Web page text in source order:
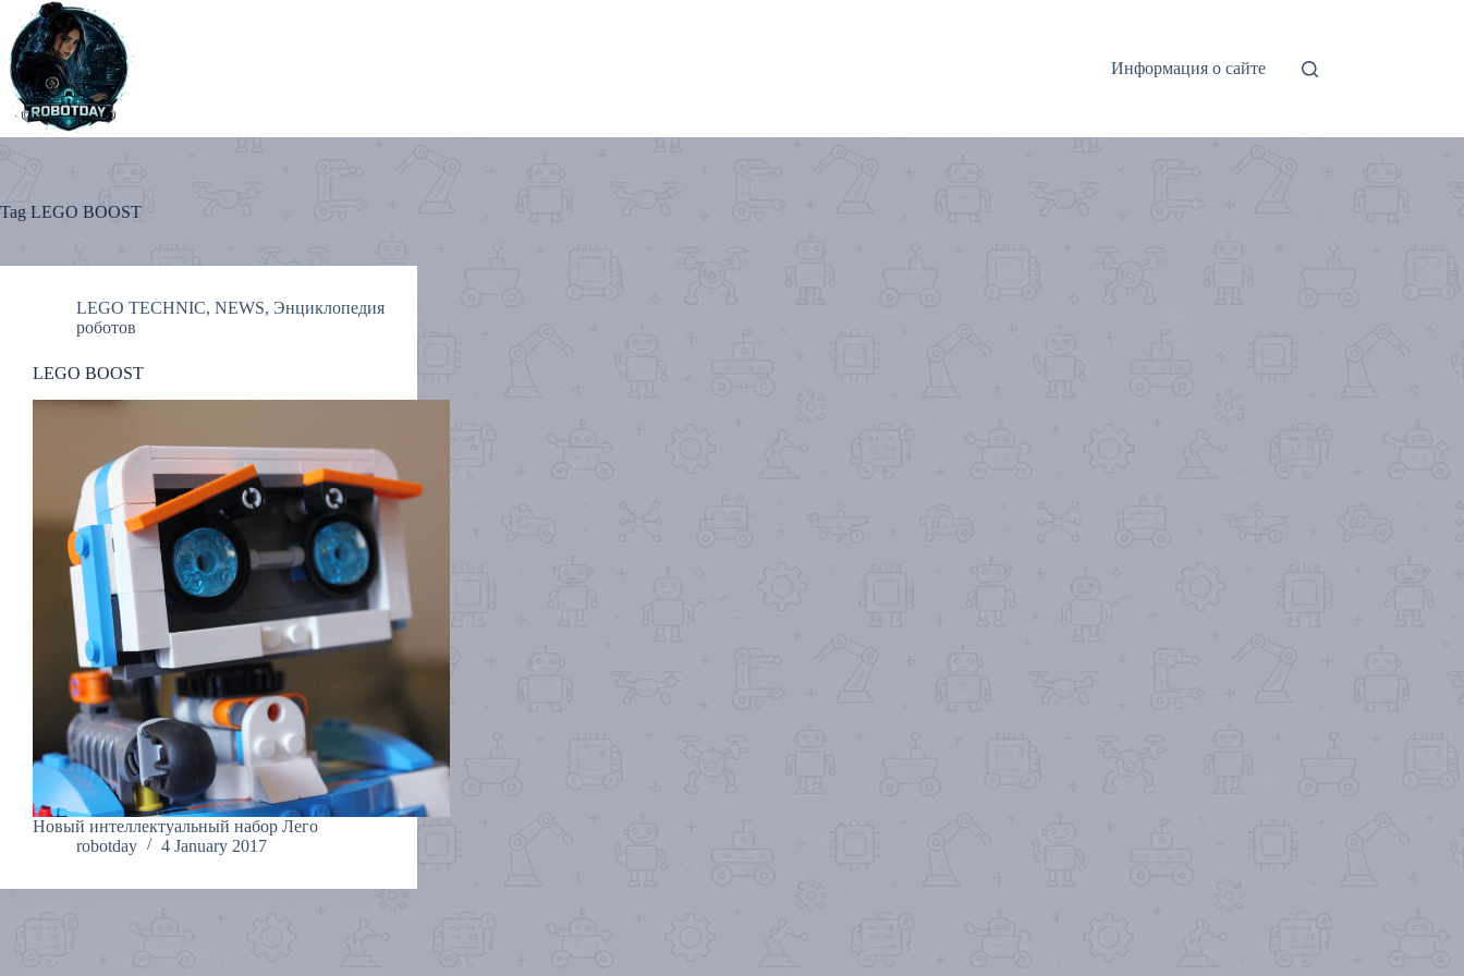
content
Информация о сайте
Tag LEGO BOOST
LEGO TECHNIC, NEWS, Энциклопедия
роботов
LEGO BOOST
Новый интеллектуальный набор Лего
robotday
4 January 2017